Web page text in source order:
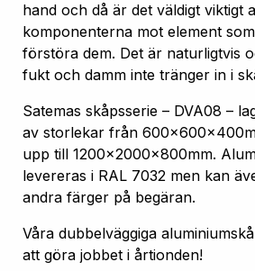
hand och då är det väldigt viktigt
komponenterna mot element
förstöra dem. Det är naturligtvis
fukt och damm inte tränger in i
Satemas skåpsserie – DVA08 –
av storlekar från
upp till 1200x2000x800mm.
levereras i RAL 7032 men kan
andra färger på begäran.
Våra dubbelväggiga
att göra jobbet i årtionden!